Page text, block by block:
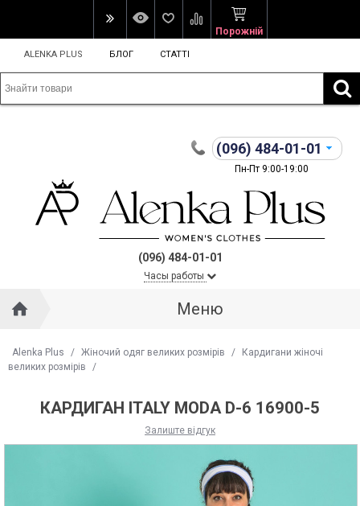
Порожній
ALENKA PLUS БЛОГ СТАТТІ
(096) 484-01-01
Пн-Пт 9:00-19:00
(096) 484-01-01
Часы работы
Меню
Alenka Plus / Жіночий одяг великих розмірів /
Кардигани жіночі
великих розмірів
/
КАРДИГАН ITALY MODA D-6 16900-5
Залиште відгук